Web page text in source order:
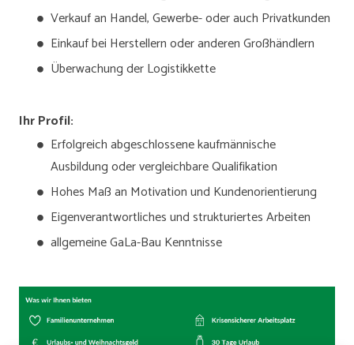
Verkauf an Handel, Gewerbe- oder auch Privatkunden
Einkauf bei Herstellern oder anderen Großhändlern
Überwachung der Logistikkette
Ihr Profil:
Erfolgreich abgeschlossene kaufmännische
Ausbildung oder vergleichbare Qualifikation
Hohes Maß an Motivation und Kundenorientierung
Eigenverantwortliches und strukturiertes Arbeiten
allgemeine GaLa-Bau Kenntnisse